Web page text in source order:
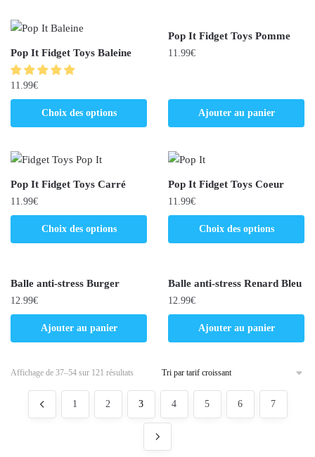
Pop It Fidget Toys Baleine
11.99€
Choix des options
Pop It Fidget Toys Pomme
11.99€
Ajouter au panier
Pop It Fidget Toys Carré
11.99€
Choix des options
Pop It Fidget Toys Coeur
11.99€
Choix des options
Balle anti-stress Burger
12.99€
Ajouter au panier
Balle anti-stress Renard Bleu
12.99€
Ajouter au panier
Affichage de 37–54 sur 121 résultats
1 2 3 4 5 6 7